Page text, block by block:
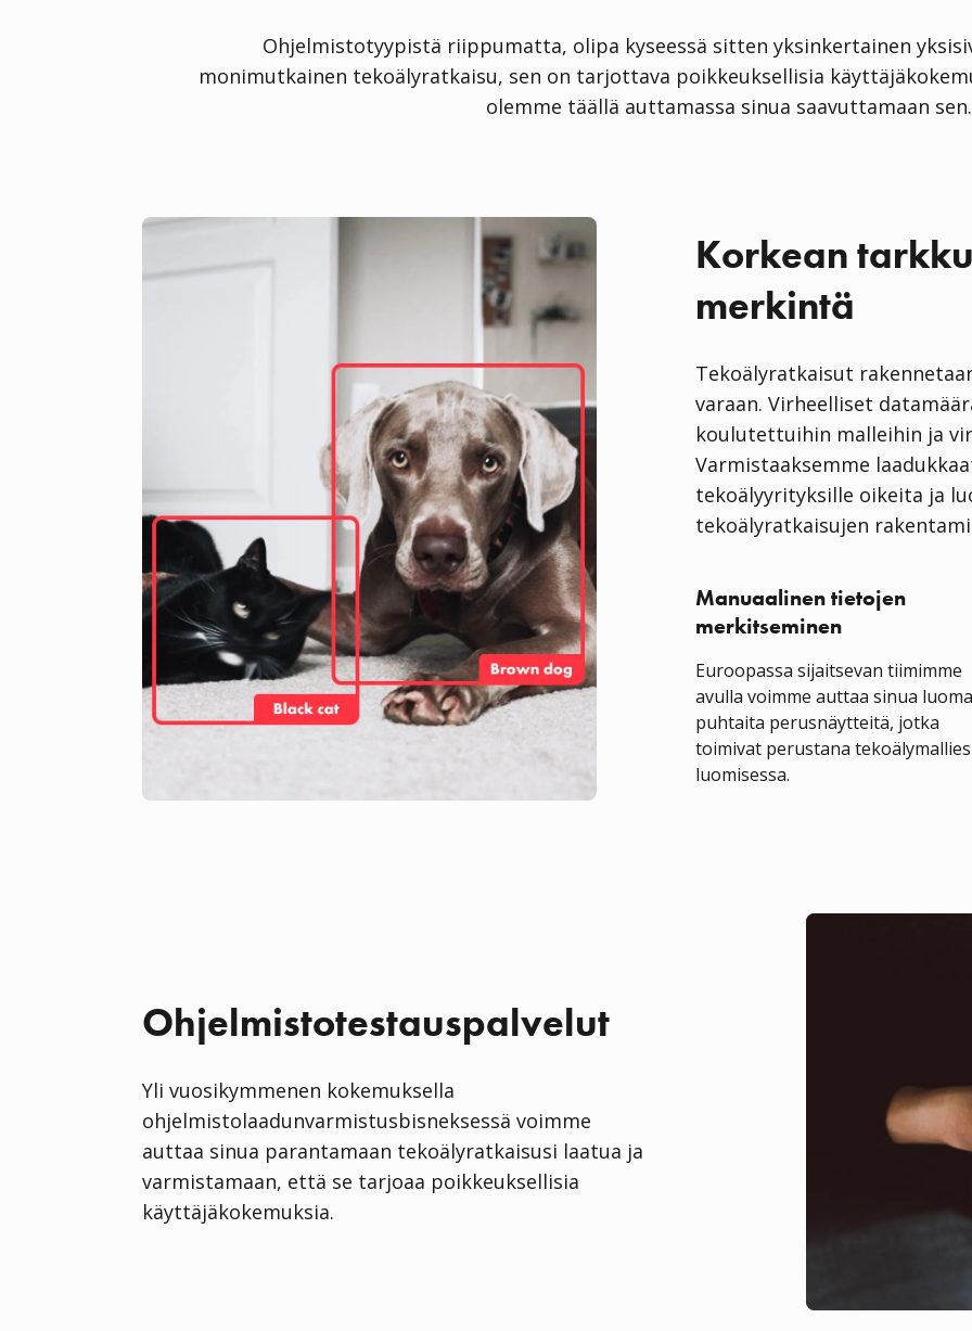
Ohjelmistotyypistä riippumatta, olipa kyseessä sitten yksinkertainen
monimutkainen tekoälyratkaisu, sen on tarjottava poikkeuksellisia
olemme täällä auttamassa sinua saavuttamaan sen.
Korkean
merkintä
Tekoälyratkaisut
varaan. Virheelliset
koulutettuihin malleihin ja
Varmistaaksemme
tekoälyyrityksille oikeita ja
tekoälyratkaisujen
Manuaalinen tietojen
merkitseminen
Euroopassa sijaitsevan tiimimme
avulla voimme auttaa sinua
puhtaita perusnäytteitä, jotka
toimivat perustana
luomisessa.
Ohjelmistotestauspalvelut
Yli vuosikymmenen kokemuksella
ohjelmistolaadunvarmistusbisneksessä voimme
auttaa sinua parantamaan tekoälyratkaisusi laatua ja
varmistamaan, että se tarjoaa poikkeuksellisia
käyttäjäkokemuksia.